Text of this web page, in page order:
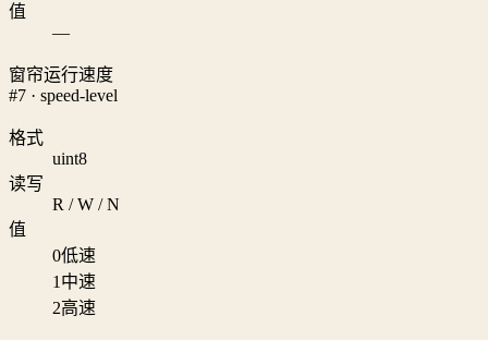
值
—
窗帘运行速度
#7 · speed-level
格式
uint8
读写
R / W / N
值
0低速
1 中速
2高速